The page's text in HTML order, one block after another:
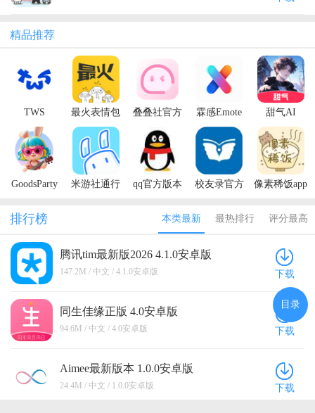
精品推荐
TWS
Official
Light Stick
最新版
最火表情包
官方版
叠叠社官方
霖感Emote
最新版
甜气AI
GoodsParty
方正版
米游社通行
qq官方版本
校友录官方
像素稀饭app
排行榜 本类最新 最热排行 评分最高
腾讯tim最新版2026 4.1.0安卓版
147.2M / 中文 / 4.1.0安卓版 下载
同生佳缘正版 4.0安卓版
94.6M / 中文 / 4.0安卓版 下载
Aimee最新版本 1.0.0安卓版
24.4M / 中文 / 1.0.0安卓版 下载
目录